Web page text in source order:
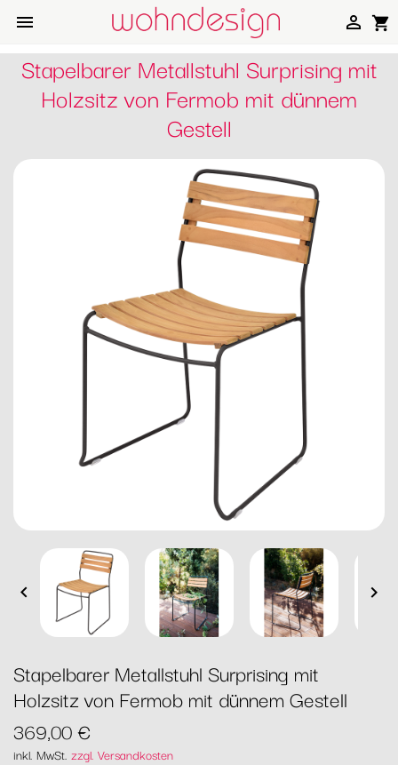
 shopping_cart

Stapelbarer Metallstuhl Surprising mit
Holzsitz von Fermob mit dünnem
Gestell
 
Stapelbarer Metallstuhl Surprising mit
Holzsitz von Fermob mit dünnem Gestell
369,00 €
inkl. MwSt. zzgl. Versandkosten